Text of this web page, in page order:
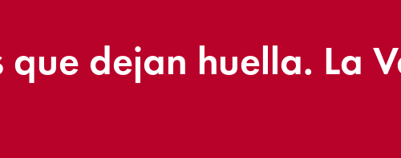
que dejan huella. La